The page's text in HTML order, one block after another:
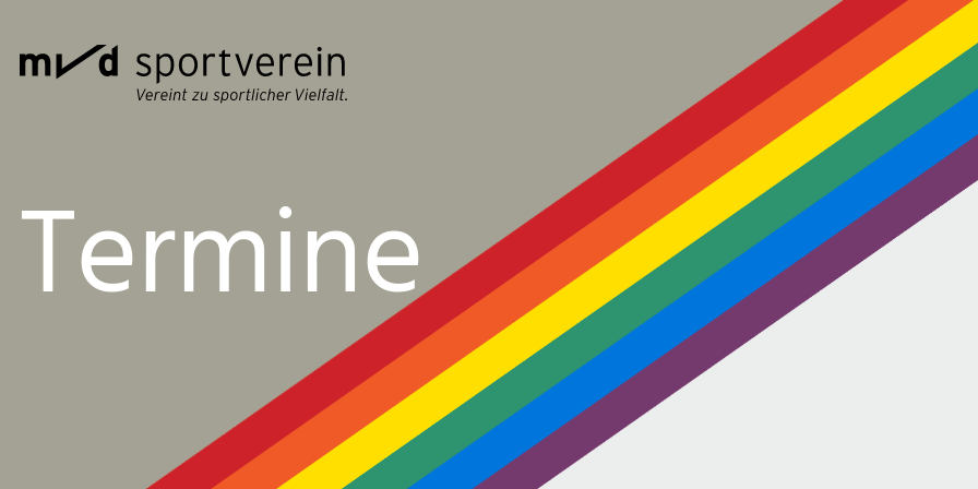
Termine